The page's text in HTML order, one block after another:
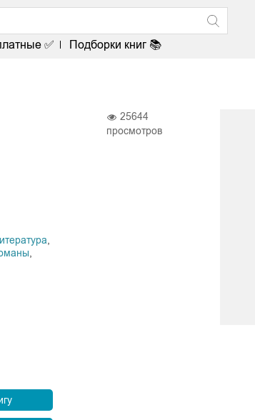
✅ Подборки книг 📚
25644
просмотров